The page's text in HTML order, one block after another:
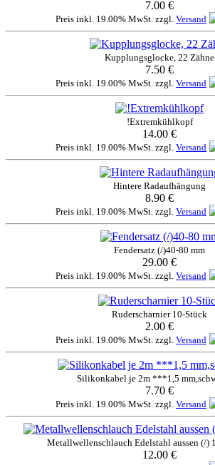
7.00 €
Preis inkl. 19.00% MwSt. zzgl. Versand
Kupplungsglocke, 22 Zähne
7.50 €
Preis inkl. 19.00% MwSt. zzgl. Versand
!Extremkühlkopf
14.00 €
Preis inkl. 19.00% MwSt. zzgl. Versand
Hintere Radaufhängung
8.90 €
Preis inkl. 19.00% MwSt. zzgl. Versand
Fendersatz (/)40-80 mm
29.00 €
Preis inkl. 19.00% MwSt. zzgl. Versand
Ruderscharnier 10-Stück
2.00 €
Preis inkl. 19.00% MwSt. zzgl. Versand
Silikonkabel je 2m ***1,5
7.70 €
Preis inkl. 19.00% MwSt. zzgl. Versand
Metallwellenschlauch Edelstahl aussen (/)
12.00 €